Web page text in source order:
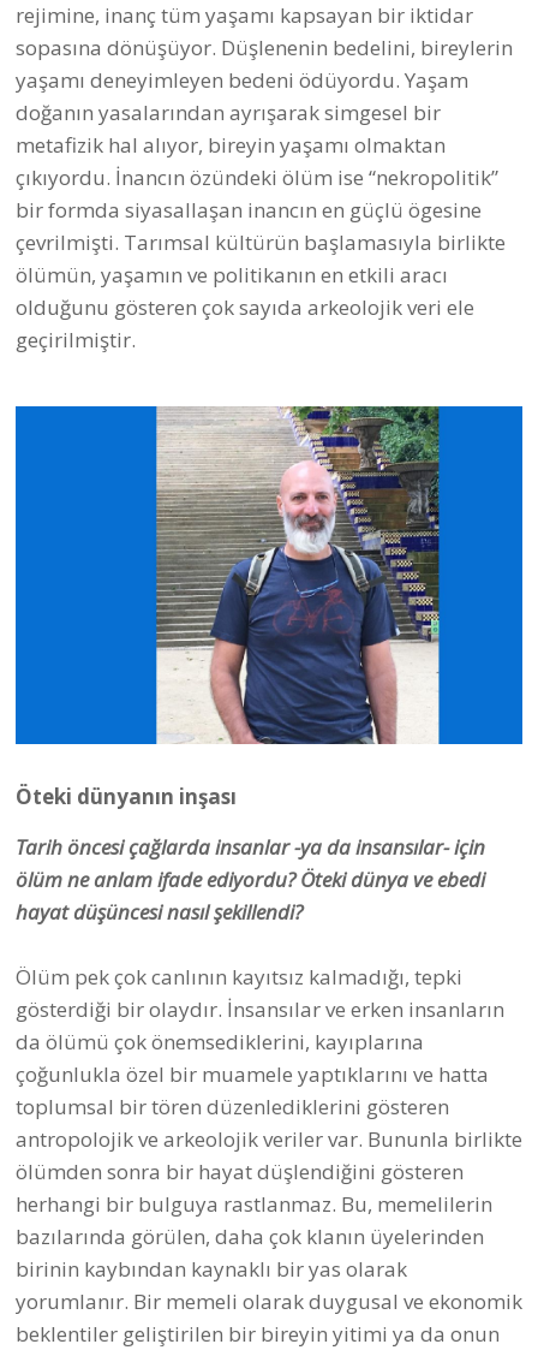
sopasına dönüşüyor. Düşlenenin bedelini, bireylerin
yaşamı deneyimleyen bedeni ödüyordu. Yaşam
doğanın yasalarından ayrışarak simgesel bir
metafizik hal alıyor, bireyin yaşamı olmaktan
çıkıyordu. İnancın özündeki ölüm ise “nekropolitik”
bir formda siyasallaşan inancın en güçlü ögesine
çevrilmişti. Tarımsal kültürün başlamasıyla birlikte
ölümün, yaşamın ve politikanın en etkili aracı
olduğunu gösteren çok sayıda arkeolojik veri ele
geçirilmiştir.
ölüm ne anlam ifade ediyordu? Öteki dünya ve ebedi
hayat düşüncesi nasıl şekillendi?
gösterdiği bir olaydır. İnsansılar ve erken insanların
da ölümü çok önemsediklerini, kayıplarına
çoğunlukla özel bir muamele yaptıklarını ve hatta
toplumsal bir tören düzenlediklerini gösteren
antropolojik ve arkeolojik veriler var. Bununla birlikte
ölümden sonra bir hayat düşlendiğini gösteren
herhangi bir bulguya rastlanmaz. Bu, memelilerin
bazılarında görülen, daha çok klanın üyelerinden
birinin kaybından kaynaklı bir yas olarak
yorumlanır. Bir memeli olarak duygusal ve ekonomik
beklentiler geliştirilen bir bireyin yitimi ya da onun
toplumda bıraktığı eksikliğinin yadsınmasıdır.